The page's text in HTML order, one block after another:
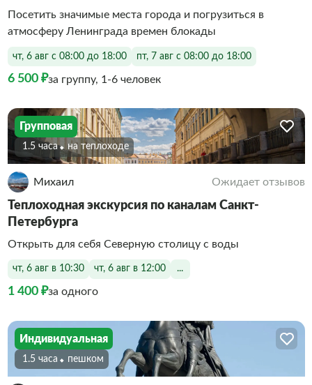
Посетить значимые места города и погрузиться в
атмосферу Ленинграда времен блокады
чт, 6 авг с 08:00 до 18:00 пт, 7 авг с 08:00 до 18:00
6 500 ₽за группу, 1-6 человек
Групповая
1.5 часа На теплоходе
Михаил Ожидает отзывов
Теплоходная экскурсия по каналам Санкт-
Петербурга
Открыть для себя Северную столицу с воды
чт, 6 авг в 10:30 чт, 6 авг в 12:00 ...
1 400 ₽за одного
Индивидуальная
1.5 часа Пешком